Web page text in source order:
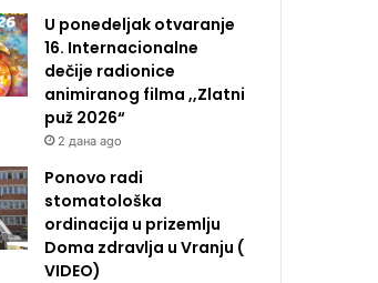
U ponedeljak otvaranje
16. Internacionalne
dečije radionice
animiranog filma ,,Zlatni
puž 2026“
2 дана ago
Ponovo radi
stomatološka
ordinacija u prizemlju
Doma zdravlja u Vranju (
VIDEO)